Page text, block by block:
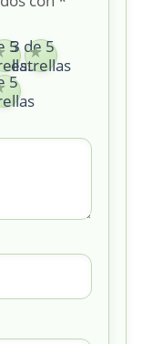
5
3 de 5
estrellas
5